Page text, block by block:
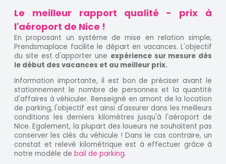
Le meilleur rapport qualité - prix à
l'aéroport de Nice !
En proposant un système de mise en relation simple,
Prendsmaplace facilite le départ en vacances. L'objectif
du site est d'apporter une expérience sur mesure dès
le début des vacances et au meilleur prix.
Information importante, il est bon de préciser avant le
stationnement le nombre de personnes et la quantité
d'affaires à véhiculer. Renseigné en amont de la location
de parking, l'objectif est ainsi d'assurer dans les meilleurs
conditions les derniers kilomètres jusqu'à l'aéroport de
Nice. Egalement, la plupart des loueurs ne souhaitent pas
conserver les clés du véhicule ! Dans le cas contraire, un
constat et relevé kilométrique est à effectuer grâce à
notre modèle de bail de parking.